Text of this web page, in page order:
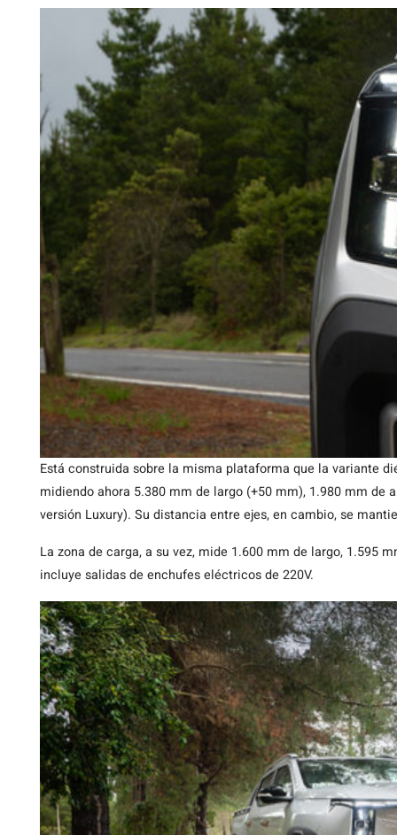
Está construida sobre la misma plataforma que la variante
midiendo ahora 5.380 mm de largo (+50 mm), 1.980 mm
versión Luxury). Su distancia entre ejes, en cambio, se
La zona de carga, a su vez, mide 1.600 mm de largo, 1.595
incluye salidas de enchufes eléctricos de 220V.